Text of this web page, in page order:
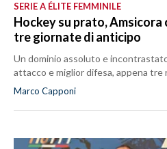
SERIE A ÉLITE FEMMINILE
Hockey su prato,
tre giornate di anticipo
Un dominio assoluto e
attacco e miglior difesa, appena
Marco Capponi